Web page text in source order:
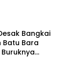
Bangkai
Bara